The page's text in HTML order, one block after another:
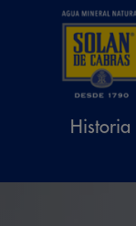
Historia